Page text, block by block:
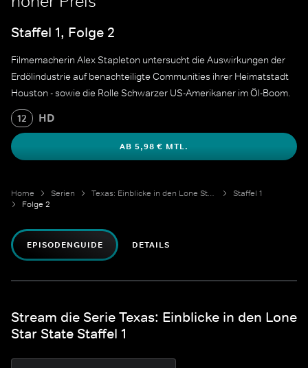
Staffel 1, Folge 2
Filmemacherin Alex Stapleton untersucht die Auswirkungen der
Erdölindustrie auf benachteiligte Communities ihrer Heimatstadt
Houston - sowie die Rolle Schwarzer US-Amerikaner im Öl-Boom.
12 HD
AB 5,98 € MTL.
Home Serien Texas: Einblicke in den Lone Star State
Staffel 1
Folge 2
EPISODENGUIDE DETAILS
Stream die Serie Texas: Einblicke in den Lone
Star State Staffel 1